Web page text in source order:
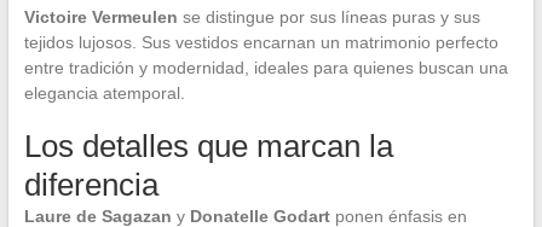
Victoire Vermeulen se distingue por sus líneas puras y sus
tejidos lujosos. Sus vestidos encarnan un matrimonio perfecto
entre tradición y modernidad, ideales para quienes buscan una
elegancia atemporal.
Los detalles que marcan la
diferencia
Laure de Sagazan y Donatelle Godartponen énfasis en